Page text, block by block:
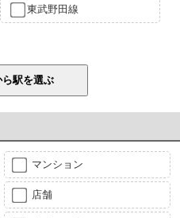
東武野田線
マンション
店舗